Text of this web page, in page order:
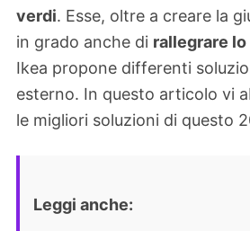
verdi. Esse, oltre a creare la
in grado anche di rallegrare lo
Ikea propone differenti
esterno. In questo articolo vi
le migliori soluzioni di questo
Leggi anche: